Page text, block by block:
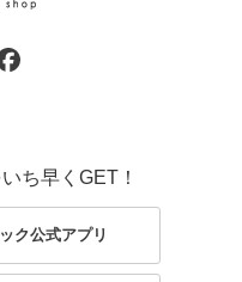
ち早くGET！
ク公式アプリ